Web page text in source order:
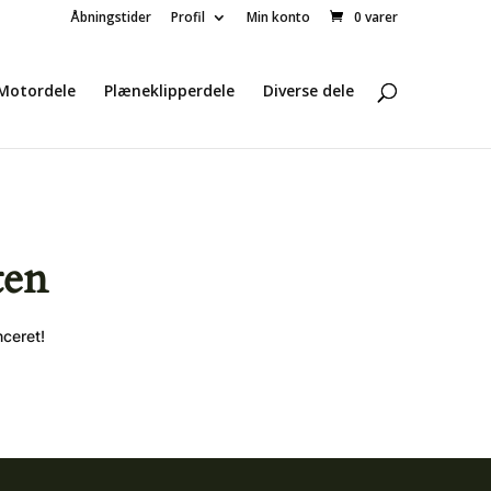
Åbningstider Profil Min konto 0 varer
Plæneklipperdele Diverse dele